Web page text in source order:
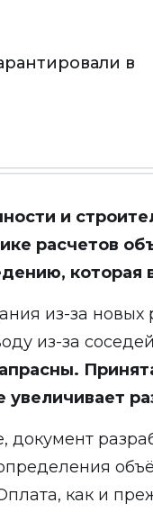
в
и
расчетов
которая
из-за новых
из-за
увеличивает
документ
как и